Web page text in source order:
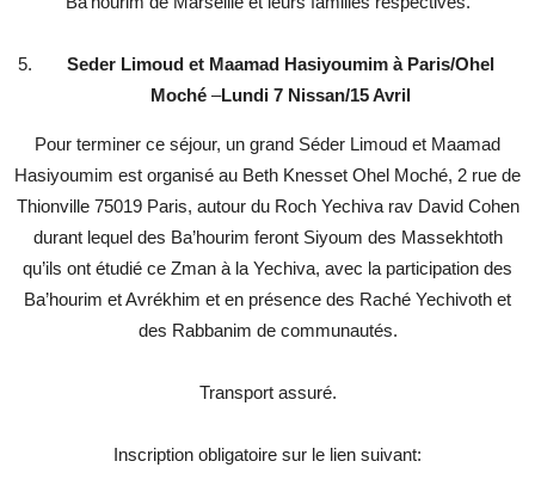
Seder Limoud et Maamad Hasiyoumim à Paris/Ohel
Moché –Lundi 7 Nissan/15 Avril
Pour terminer ce séjour, un grand Séder Limoud et Maamad
Hasiyoumim est organisé au Beth Knesset Ohel Moché, 2 rue de
Thionville 75019 Paris, autour du Roch Yechiva rav David Cohen
durant lequel des Ba’hourim feront Siyoum des Massekhtoth
qu’ils ont étudié ce Zman à la Yechiva, avec la participation des
Ba’hourim et Avrékhim et en présence des Raché Yechivoth et
des Rabbanim de communautés.
Transport assuré.
Inscription obligatoire sur le lien suivant: